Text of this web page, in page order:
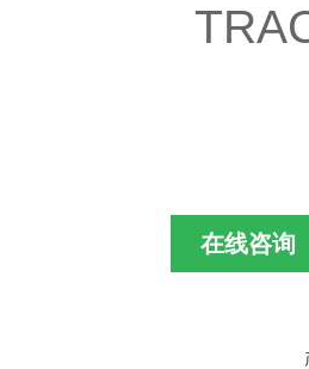
在线咨询